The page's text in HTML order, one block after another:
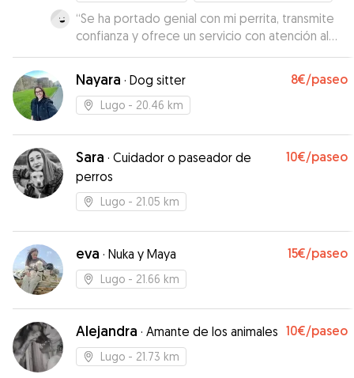
“Se ha portado genial con mi perrita, transmite
confianza y ofrece un servicio con atención al
detalle. Un cuidador excelente.”
Nayara · Dog sitter 8€/paseo
Lugo - 20.46 km
Sara · Cuidador o paseador de
perros
10€/paseo
Lugo - 21.05 km
eva · Nuka y Maya 15€/paseo
Lugo - 21.66 km
Alejandra · Amante de los animales 10€/paseo
Lugo - 21.73 km